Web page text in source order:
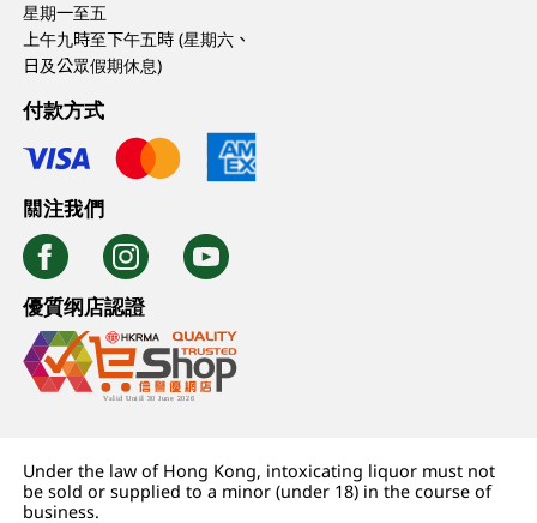
星期一至五
上午九時至下午五時 (星期六、
日及公眾假期休息)
付款方式
關注我們
優質纲店認證
Under the law of Hong Kong, intoxicating liquor must not
be sold or supplied to a minor (under 18) in the course of
business.